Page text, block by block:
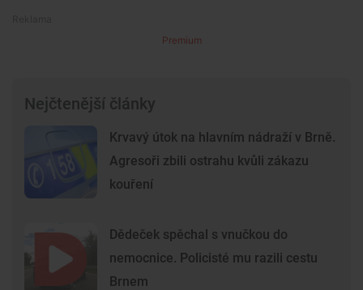
Premium
Nejčtenější články
Krvavý útok na hlavním nádraží v Brně.
Agresoři zbili ostrahu kvůli zákazu
kouření
Dědeček spěchal s vnučkou do
nemocnice. Policisté mu razili cestu
Brnem